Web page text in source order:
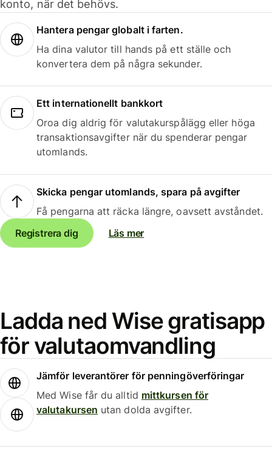
konto, när det behövs.
Hantera pengar globalt i farten.
Ha dina valutor till hands på ett ställe och
konvertera dem på några sekunder.
Ett internationellt bankkort
Oroa dig aldrig för valutakurspålägg eller höga
transaktionsavgifter när du spenderar pengar
utomlands.
Skicka pengar utomlands, spara på avgifter
Få pengarna att räcka längre, oavsett avståndet.
Registrera dig
Läs mer
Ladda ned Wise gratisapp
för valutaomvandling
Jämför leverantörer för penningöverföringar
Med Wise får du alltid mittkursen för
valutakursen utan dolda avgifter.